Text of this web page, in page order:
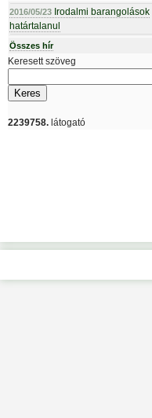
2016/05/23 Irodalmi barangolások
határtalanul
Összes hír
Keresett szöveg
2239758. látogató